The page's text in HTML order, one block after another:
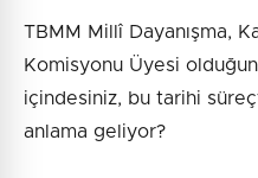
TBMM Millî Dayanışma,
Komisyonu Üyesi
içindesiniz, bu tarihi
anlama geliyor?